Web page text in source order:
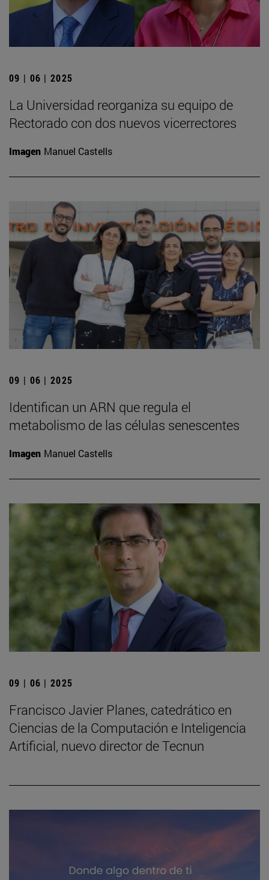
09 | 06 | 2025
La Universidad reorganiza su equipo de
Rectorado con dos nuevos vicerrectores
Imagen Manuel Castells
09 | 06 | 2025
Identifican un ARN que regula el
metabolismo de las células senescentes
Imagen Manuel Castells
09 | 06 | 2025
Francisco Javier Planes, catedrático en
Ciencias de la Computación e Inteligencia
Artificial, nuevo director de Tecnun